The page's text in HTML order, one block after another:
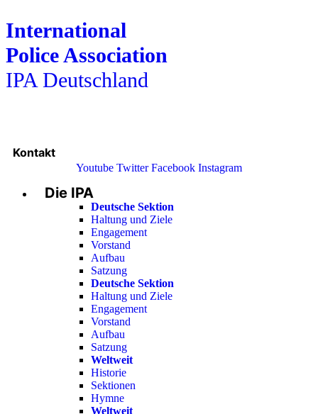
International
Police Association
IPA Deutschland
Kontakt
Youtube Twitter Facebook Instagram
Menu
Die IPA
Deutsche Sektion
Haltung und Ziele
Engagement
Vorstand
Aufbau
Satzung
Deutsche Sektion
Haltung und Ziele
Engagement
Vorstand
Aufbau
Satzung
Weltweit
Historie
Sektionen
Hymne
Weltweit